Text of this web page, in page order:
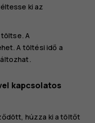
ki az
A
A töltési idő a
kapcsolatos
húzza ki a töltőt